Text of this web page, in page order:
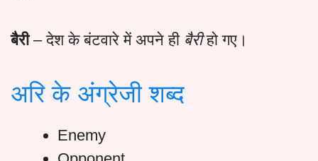
बैरी – देश के बंटवारे में अपने ही बैरीहो गए।
अरि के अंग्रेजी शब्द
Enemy